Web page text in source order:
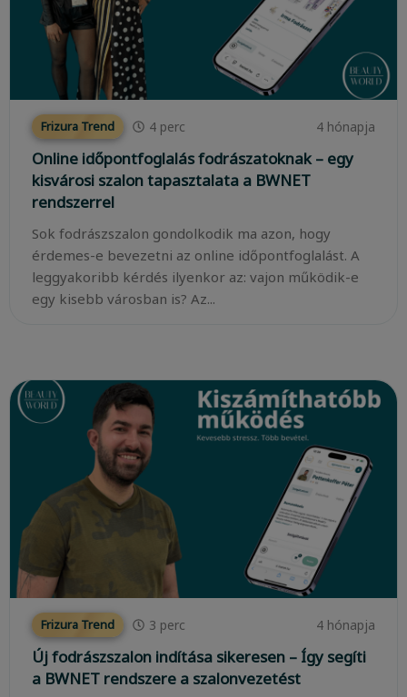
Frizura Trend 4 perc 4 hónapja
Online időpontfoglalás fodrászatoknak – egy
kisvárosi szalon tapasztalata a BWNET
rendszerrel
Sok fodrászszalon gondolkodik ma azon, hogy
érdemes-e bevezetni az online időpontfoglalást. A
leggyakoribb kérdés ilyenkor az: vajon működik-e
egy kisebb városban is? Az...
Frizura Trend 3 perc 4 hónapja
Új fodrászszalon indítása sikeresen – Így segíti
a BWNET rendszere a szalonvezetést